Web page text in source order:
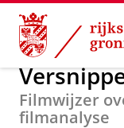
Skip
Content
Skip
Navigation
Maatschappij/
Filmwijzer
filmanalyse